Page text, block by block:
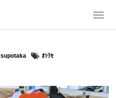
T
v
supotaka ｵｼﾗｾ